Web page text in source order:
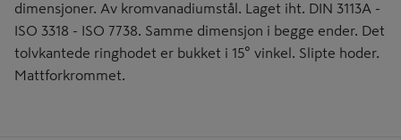
dimensjoner. Av kromvanadiumstål. Laget iht. DIN 3113A -
ISO 3318 - ISO 7738. Samme dimensjon i begge ender. Det
tolvkantede ringhodet er bukket i 15° vinkel. Slipte hoder.
Mattforkrommet.